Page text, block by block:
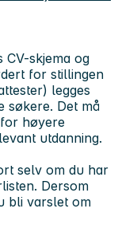
skjema og
for stillingen
legges
søkere. Det må
høyere
utdanning.
selv om du har
Dersom
bli varslet om